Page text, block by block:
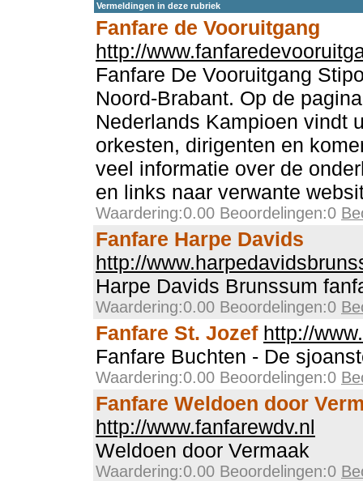
Vermeldingen in deze rubriek
Fanfare de Vooruitgang
http://
Fanfare De Vooruitgang
Noord-Brabant. Op de
Nederlands Kampioen vindt
orkesten, dirigenten en
veel informatie over de
en links naar verwante
Waardering:0.00 Beoordelingen:0
Fanfare Harpe Davids
http://
Harpe Davids Brunssum
Waardering:0.00 Beoordelingen:0
Fanfare St. Jozef http://
Fanfare Buchten - De
Waardering:0.00 Beoordelingen:0
Fanfare Weldoen door
http://www.fanfarewdv.nl
Weldoen door Vermaak
Waardering:0.00 Beoordelingen:0